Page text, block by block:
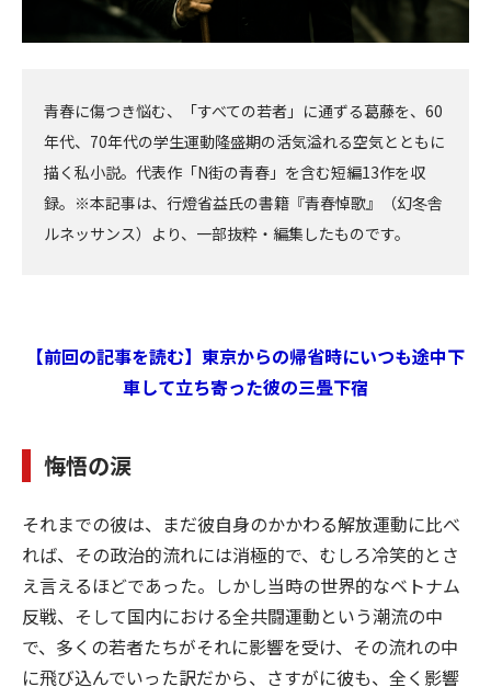
青春に傷つき悩む、「すべての若者」に通ずる葛藤を、60
年代、70年代の学生運動隆盛期の活気溢れる空気とともに
描く私小説。代表作「N街の青春」を含む短編13作を収
録。※本記事は、行燈省益氏の書籍『青春悼歌』（幻冬舎
ルネッサンス）より、一部抜粋・編集したものです。
【前回の記事を読む】東京からの帰省時にいつも途中下
車して立ち寄った彼の三畳下宿
悔悟の涙
それまでの彼は、まだ彼自身のかかわる解放運動に比べ
れば、その政治的流れには消極的で、むしろ冷笑的とさ
え言えるほどであった。しかし当時の世界的なベトナム
反戦、そして国内における全共闘運動という潮流の中
で、多くの若者たちがそれに影響を受け、その流れの中
に飛び込んでいった訳だから、さすがに彼も、全く影響